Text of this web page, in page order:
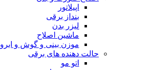
اپیلاتور
بنداز برقی
لیزر بدن
ماشین اصلاح
موزن بینی و گوش و ابرو
حالت دهنده های برقی
اتو مو